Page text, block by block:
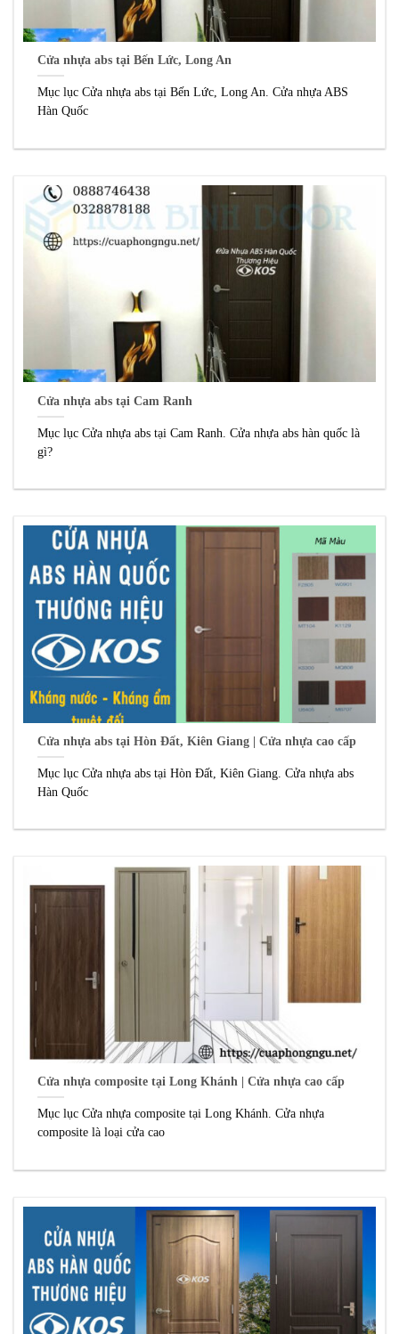
Cửa nhựa abs tại Bến Lức, Long An
Mục lục Cửa nhựa abs tại Bến Lức, Long An. Cửa nhựa ABS
Hàn Quốc
Cửa nhựa abs tại Cam Ranh
Mục lục Cửa nhựa abs tại Cam Ranh. Cửa nhựa abs hàn quốc là
gì?
Cửa nhựa abs tại Hòn Đất, Kiên Giang | Cửa nhựa cao cấp
Mục lục Cửa nhựa abs tại Hòn Đất, Kiên Giang. Cửa nhựa abs
Hàn Quốc
Cửa nhựa composite tại Long Khánh | Cửa nhựa cao cấp
Mục lục Cửa nhựa composite tại Long Khánh. Cửa nhựa
composite là loại cửa cao